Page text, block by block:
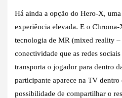
Há ainda a opção do Hero-X,
experiência elevada. E o
tecnologia de MR (mixed reality –
conectividade que as redes
transporta o jogador para dentro
participante aparece na TV
possibilidade de compartilhar o